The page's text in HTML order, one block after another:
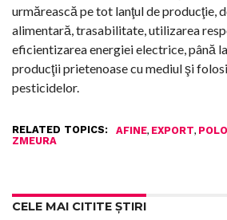
urmărească pe tot lanţul de producţie,
alimentară, trasabilitate, utilizarea
eficientizarea energiei electrice, până
producţii prietenoase cu mediul şi
pesticidelor.
RELATED TOPICS: AFINE, EXPORT,
ZMEURA
CELE MAI CITITE ȘTIRI